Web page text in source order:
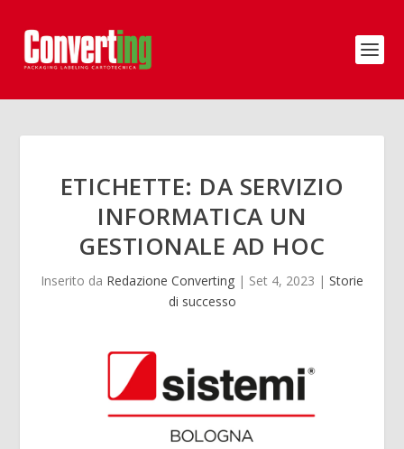
ETICHETTE: DA SERVIZIO
INFORMATICA UN
GESTIONALE AD HOC
Inserito da Redazione Converting | Set 4, 2023 | Storie
di successo